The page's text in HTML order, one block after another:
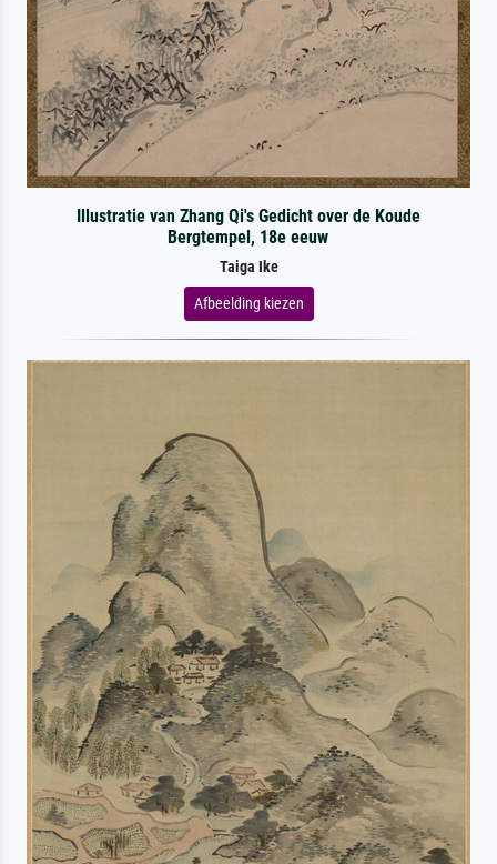
Illustratie van Zhang Qi's Gedicht over de Koude
Bergtempel, 18e eeuw
Taiga Ike
Afbeelding kiezen